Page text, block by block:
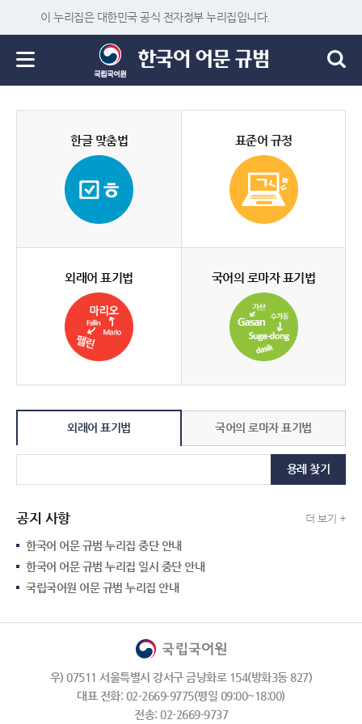
이 누리집은 대한민국 공식 전자정부 누리집입니다.
한글 맞춤법 표준어 규정
외래어 표기법 국어의 로마자 표기법
외래어 표기법 국어의 로마자 표기법
용례 찾기
공지 사항 더 보기 +
한국어 어문 규범 누리집 중단 안내
한국어 어문 규범 누리집 일시 중단 안내
국립국어원 어문 규범 누리집 안내
우) 07511 서울특별시 강서구 금낭화로 154(방화3동 827)
대표 전화: 02-2669-9775(평일 09:00~18:00)
전송: 02-2669-9737